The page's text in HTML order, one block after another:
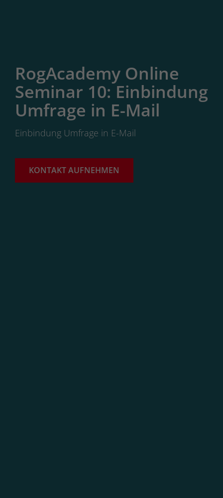
RogAcademy Online
Seminar 10: Einbindung
Umfrage in E-Mail
Einbindung Umfrage in E-Mail
KONTAKT AUFNEHMEN